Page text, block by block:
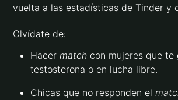
vuelta a las estadísticas de Tinder y
Olvídate de:
Hacer match con mujeres que te
testosterona o en lucha libre.
Chicas que no responden el